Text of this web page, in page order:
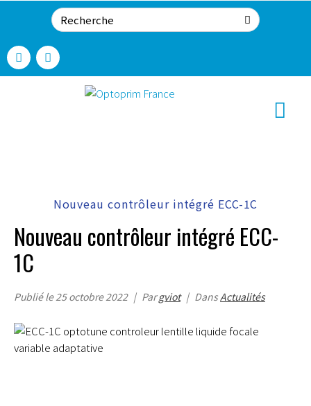
Nouveau contrôleur intégré ECC-1C
Nouveau contrôleur intégré ECC-
1C
Publié le25 octobre 2022 Pargviot DansActualités